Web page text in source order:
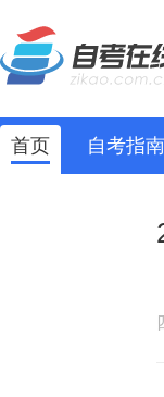
首页 自考指南